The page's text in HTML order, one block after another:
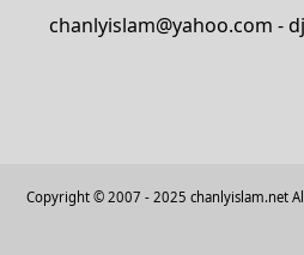
chanlyislam@yahoo.com -
Copyright © 2007 - 2025 chanlyislam.net